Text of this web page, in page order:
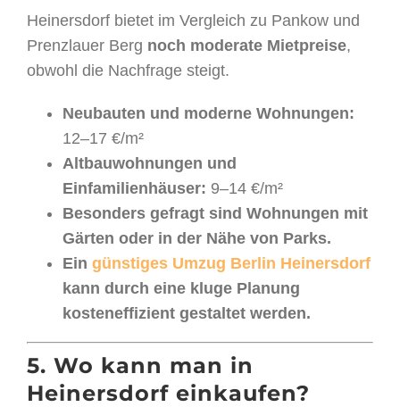
Heinersdorf bietet im Vergleich zu Pankow und
Prenzlauer Berg noch moderate Mietpreise,
obwohl die Nachfrage steigt.
Neubauten und moderne Wohnungen:
12–17 €/m²
Altbauwohnungen und
Einfamilienhäuser: 9–14 €/m²
Besonders gefragt sind Wohnungen mit
Gärten oder in der Nähe von Parks.
Ein günstiges Umzug Berlin Heinersdorf
kann durch eine kluge Planung
kosteneffizient gestaltet werden.
5. Wo kann man in
Heinersdorf einkaufen?